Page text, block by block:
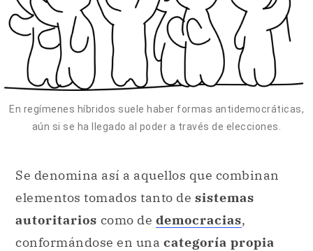
En regímenes híbridos suele haber formas antidemocráticas,
aún si se ha llegado al poder a través de elecciones.
Se denomina así a aquellos que combinan
elementos tomados tanto de sistemas
autoritarios como de democracias,
conformándose en una categoría propia